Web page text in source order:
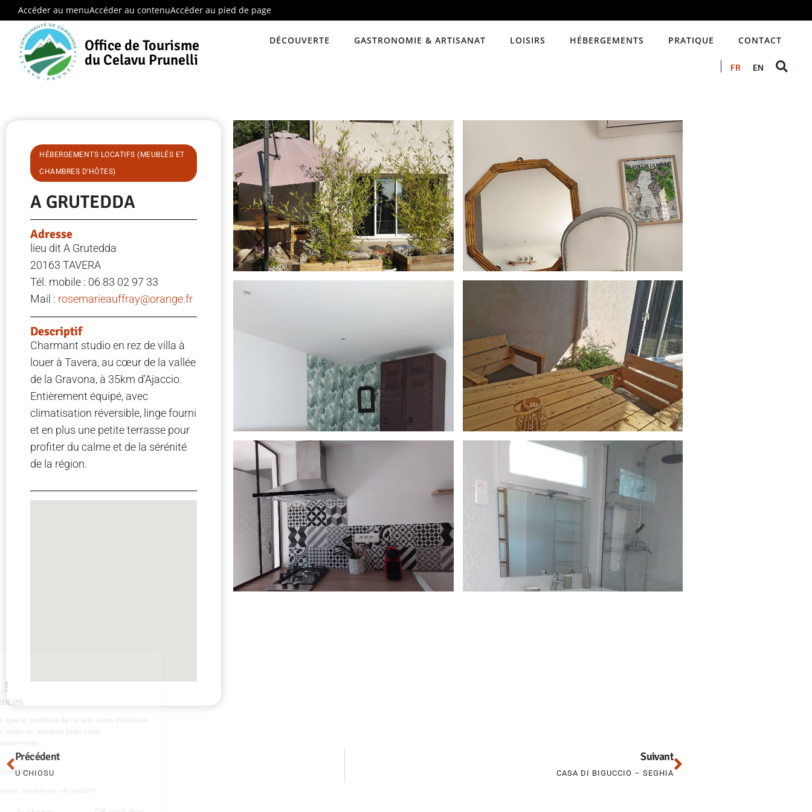
les Cookies !
On a attendu d'être sûrs que le contenu de ce site vous intéresse
avant de vous déranger, mais on aimerait bien vous
accompagner pendant votre visite…
C'est OK pour vous ?
Lire la politique de confidentialité
Consentements certifiés par
Accéder au menuAccéder au contenuAccéder au pied de page
Office de Tourisme
du Celavu Prunelli
DÉCOUVERTE GASTRONOMIE & ARTISANAT LOISIRS HÉBERGEMENTS PRATIQUE CONTACT
FR EN
HÉBERGEMENTS LOCATIFS (MEUBLÉS ET
CHAMBRES D’HÔTES)
A GRUTEDDA
Adresse
lieu dit A Grutedda
20163 TAVERA
Tél. mobile : 06 83 02 97 33
Mail : rosemarieauffray@orange.fr
Descriptif
Charmant studio en rez de villa à
louer à Tavera, au cœur de la vallée
de la Gravona, à 35km d’Ajaccio.
Entièrement équipé, avec
climatisation réversible, linge fourni
et en plus une petite terrasse pour
profiter du calme et de la sérénité
de la région.
Précédent
U CHIOSU
Suivant
CASA DI BIGUCCIO – SEGHIA